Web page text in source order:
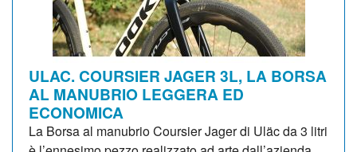
ULAC. COURSIER JAGER 3L, LA BORSA
AL MANUBRIO LEGGERA ED
ECONOMICA
La Borsa al manubrio Coursier Jager di Uläc da 3 litri